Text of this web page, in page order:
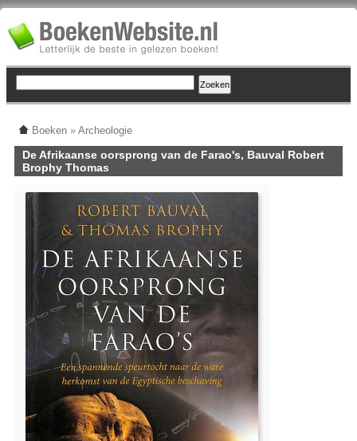
Boeken » Archeologie
De Afrikaanse oorsprong van de Farao's, Bauval Robert
Brophy Thomas